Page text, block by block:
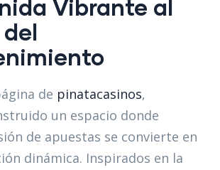
Vibrante al
de pinatacasinos,
un espacio donde
de apuestas se convierte en
dinámica. Inspirados en la